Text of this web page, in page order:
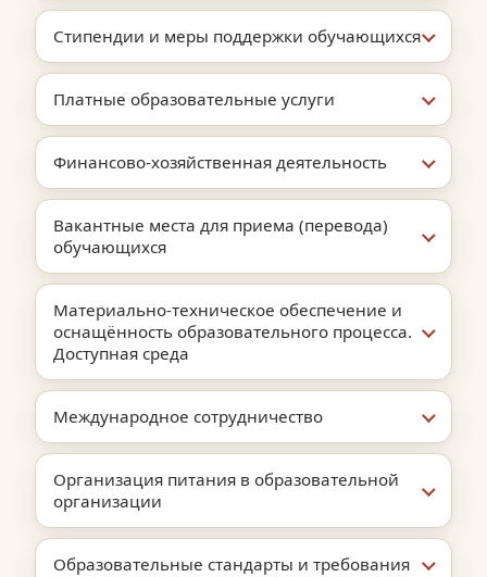
Стипендии и меры поддержки обучающихся
Платные образовательные услуги
Финансово-хозяйственная деятельность
Вакантные места для приема (перевода)
обучающихся
Материально-техническое обеспечение и
оснащённость образовательного процесса.
Доступная среда
Международное сотрудничество
Организация питания в образовательной
организации
Образовательные стандарты и требования